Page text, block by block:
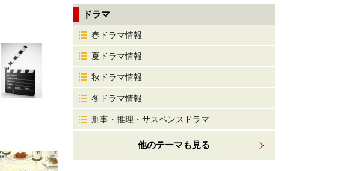
ドラマ
春ドラマ情報
夏ドラマ情報
秋ドラマ情報
冬ドラマ情報
刑事・推理・サスペンスドラマ
他のテーマも見る